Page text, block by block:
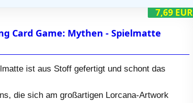
7,69 EUR
Card Game: Mythen - Spielmatte
ist aus Stoff gefertigt und schont das
die sich am großartigen Lorcana-Artwork